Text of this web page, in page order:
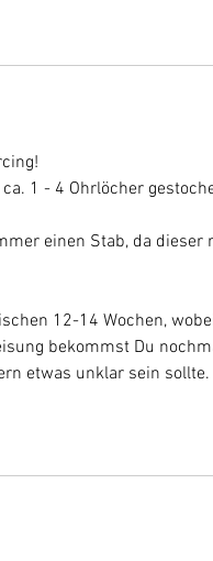
1 - 4 Ohrlöcher
einen Stab, da
12-14 Wochen,
bekommst Du
etwas unklar sein sollte.